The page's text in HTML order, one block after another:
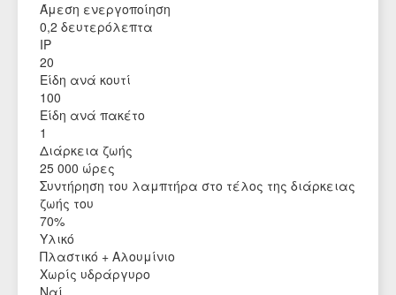
Άμεση ενεργοποίηση
0,2 δευτερόλεπτα
IP
20
Είδη ανά κουτί
100
Είδη ανά πακέτο
1
Διάρκεια ζωής
25 000 ώρες
Συντήρηση του λαμπτήρα στο τέλος της διάρκειας
ζωής του
70%
Υλικό
Πλαστικό + Αλουμίνιο
Χωρίς υδράργυρο